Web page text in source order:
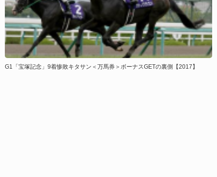
G1「宝塚記念」9着惨敗キタサン＜万馬券＞ボーナスGETの裏側【2017】